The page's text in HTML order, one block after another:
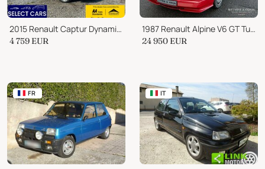
2015 Renault Captur Dynamique Nav
4 759 EUR
1987 Renault Alpine V6 GT Turbo
24 950 EUR
FR IT